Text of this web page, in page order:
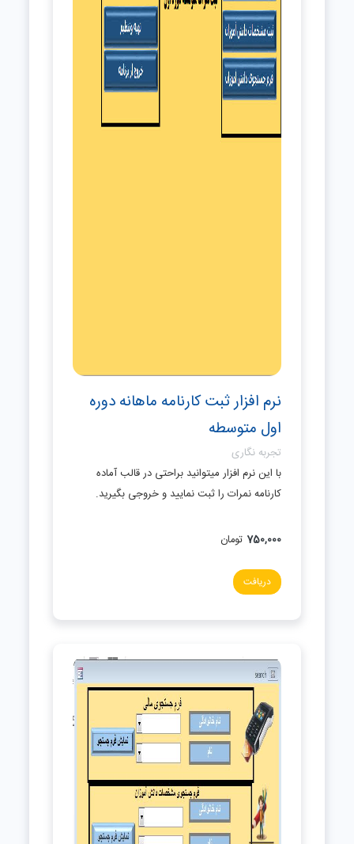
نرم افزار ثبت کارنامه ماهانه دوره
اول متوسطه
تجربه نگاری
با این نرم افزار میتوانید براحتی در قالب آماده
کارنامه نمرات را ثبت نمایید و خروجی بگیرید.
750,000 تومان
دریافت